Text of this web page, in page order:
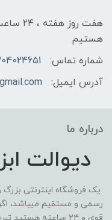
هفت
هستیم
شماره تماس:
آدرس ایمیل:
درباره ما
دیوالت
یک فروشگاه اینترنتی
رسمی و مستقیم میباشد،
قوی و ۲۴ ساعته